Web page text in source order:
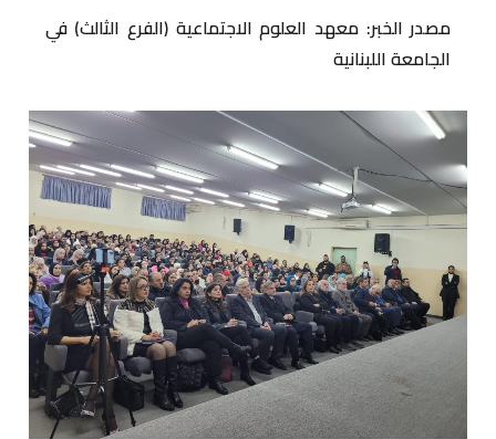
مصدر الخبر: معهد العلوم الاجتماعية (الفرع الثالث) في
الجامعة اللبنانية